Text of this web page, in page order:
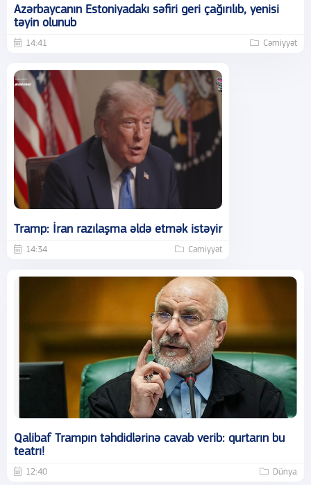
Azərbaycanın Estoniyadakı səfiri geri çağırılıb, yenisi
təyin olunub
14:41 Cəmiyyət
Tramp: İran razılaşma əldə etmək istəyir
14:34 Cəmiyyət
Qalibaf Trampın təhdidlərinə cavab verib: qurtarın bu
teatrı!
12:40 Dünya